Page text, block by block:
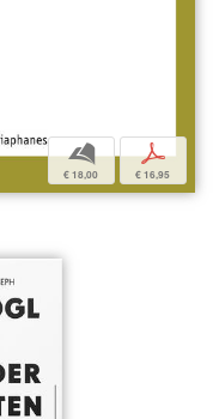
b
€ 18,00
p
€ 16,95